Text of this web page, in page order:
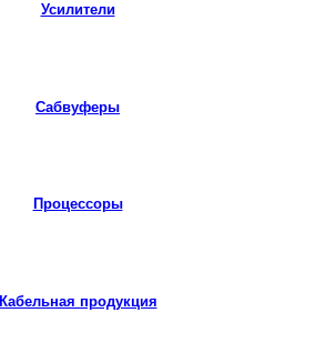
Усилители
Сабвуферы
Процессоры
Кабельная продукция